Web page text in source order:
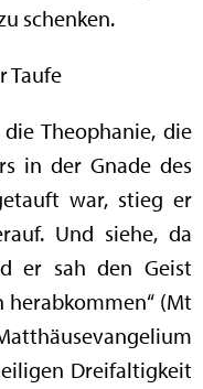
schenken.
Taufe
Theophanie, die
in der Gnade des
war, stieg er
Und siehe, da
er sah den Geist
herabkommen“ (Mt
Dreifaltigkeit